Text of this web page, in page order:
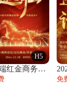
H5
高端红金商务会议年会年终盛典答谢邀请函
免